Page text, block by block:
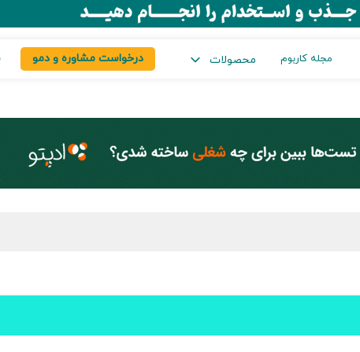
مجله کاربوم محصولات درخواست مشاوره و دمو